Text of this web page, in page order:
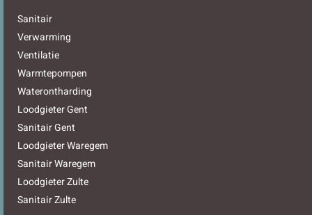
Sanitair
Verwarming
Ventilatie
Warmtepompen
Waterontharding
Loodgieter Gent
Sanitair Gent
Loodgieter Waregem
Sanitair Waregem
Loodgieter Zulte
Sanitair Zulte